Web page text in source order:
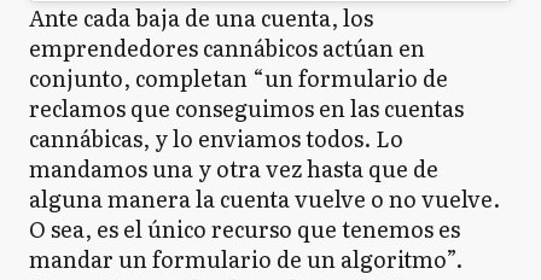
Ante cada baja de una cuenta, los
emprendedores cannábicos actúan en
conjunto, completan “un formulario de
reclamos que conseguimos en las cuentas
cannábicas, y lo enviamos todos. Lo
mandamos una y otra vez hasta que de
alguna manera la cuenta vuelve o no vuelve.
O sea, es el único recurso que tenemos es
mandar un formulario de un algoritmo”.